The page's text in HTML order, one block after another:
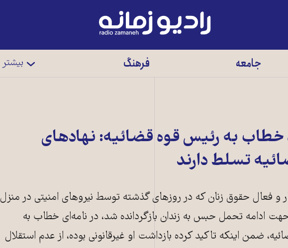
رادیو
زمانه
جامعه فرهنگ بیشتر
خطاب به رئیس قوه قضائیه: نهادهای
تسلط دارند
و فعال حقوق زنان که در روزهای گذشته توسط نیروهای امنیتی در منزل
ادامه تحمل حبس به زندان بازگردانده شد، در نامه‌ای خطاب به
ضمن اینکه تاکید کرده بازداشت او غیرقانونی بوده، از عدم استقلال